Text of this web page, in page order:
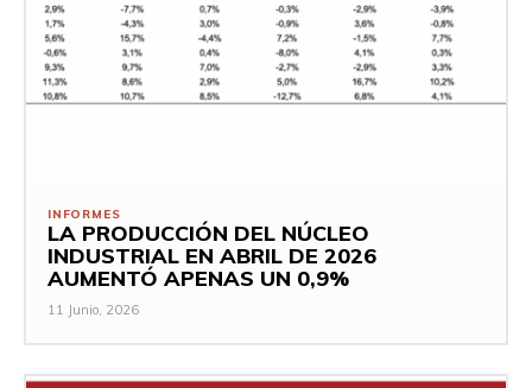
INFORMES
LA PRODUCCIÓN DEL NÚCLEO
INDUSTRIAL EN ABRIL DE 2026
AUMENTÓ APENAS UN 0,9%
11 Junio, 2026